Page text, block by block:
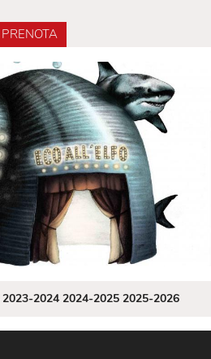
PRENOTA
2023-2024 2024-2025 2025-2026